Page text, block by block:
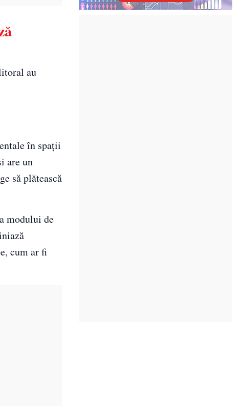
au
în spații
are un
să plătească
modului de
cum ar fi